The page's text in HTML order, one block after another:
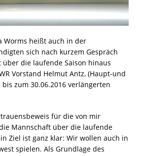
Worms heißt auch in der
sich nach kurzem Gespräch
die laufende Saison hinaus
Vorstand Helmut Antz, (Haupt-und
zum 30.06.2016 verlängerten
für die von mir
Mannschaft über die laufende
Ziel ist ganz klar: Wir wollen auch in
spielen. Als Grundlage des